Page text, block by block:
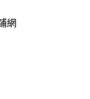
網